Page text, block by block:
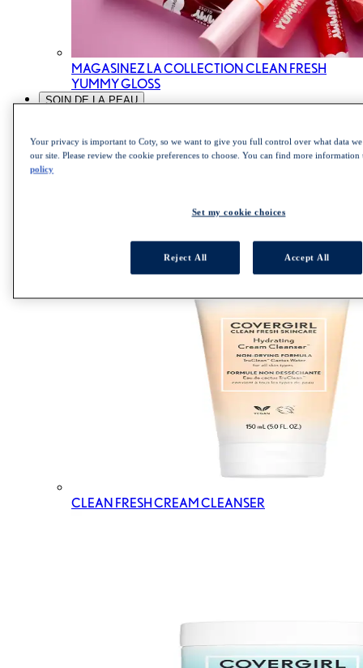
MAGASINEZ LA COLLECTION CLEAN FRESH
YUMMY GLOSS
SOIN DE LA PEAU
ALL SOIN DE LA PEAU
CRÈME HYDRATANTE
CLEAN FRESH CREAM CLEANSER
Your privacy is important to Coty, so we want to give you full control over what data
our site. Please review the cookie preferences to choose. You can find more
policy
Set my cookie choices
Reject All Accept All